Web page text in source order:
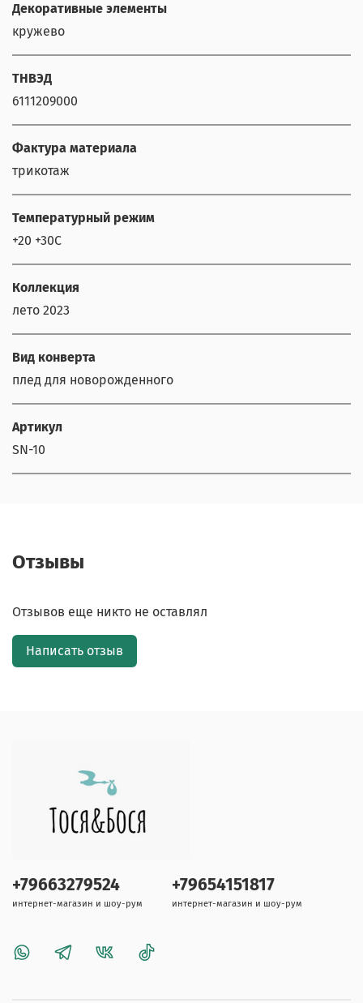
Декоративные элементы
кружево
ТНВЭД
6111209000
Фактура материала
трикотаж
Температурный режим
+20 +30С
Коллекция
лето 2023
Вид конверта
плед для новорожденного
Артикул
SN-10
Отзывы
Отзывов еще никто не оставлял
Написать отзыв
+79663279524
интернет-магазин и шоу-рум
+79654151817
интернет-магазин и шоу-рум